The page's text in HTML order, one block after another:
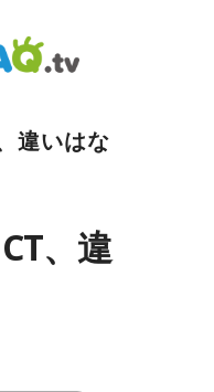
違いはな
、違